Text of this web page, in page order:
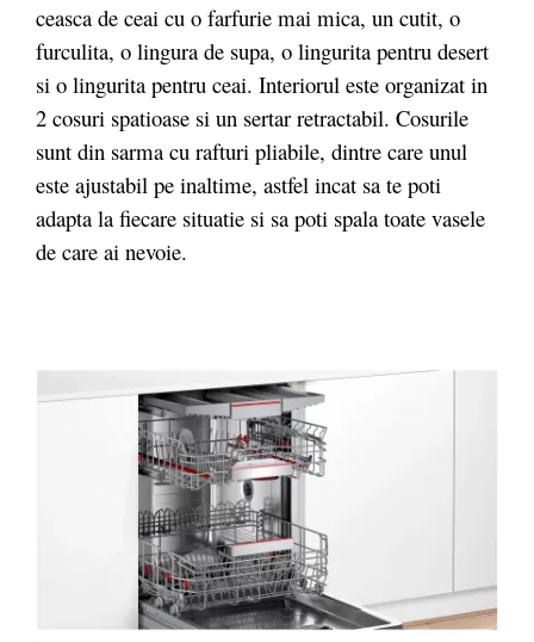
ceasca de ceai cu o farfurie mai mica, un cutit, o
furculita, o lingura de supa, o lingurita pentru desert
si o lingurita pentru ceai. Interiorul este organizat in
2 cosuri spatioase si un sertar retractabil. Cosurile
sunt din sarma cu rafturi pliabile, dintre care unul
este ajustabil pe inaltime, astfel incat sa te poti
adapta la fiecare situatie si sa poti spala toate vasele
de care ai nevoie.